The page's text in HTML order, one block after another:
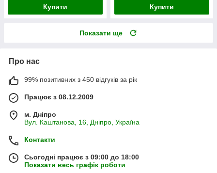
Купити Купити
Показати ще
Про нас
99% позитивних з 450 відгуків за рік
Працює з 08.12.2009
м. Дніпро
Вул. Каштанова, 16, Дніпро, Україна
Контакти
Сьогодні працює з 09:00 до 18:00
Показати весь графік роботи